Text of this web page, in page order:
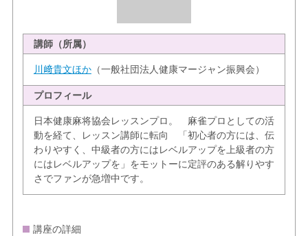
講師（所属）
川﨑貴文ほか（一般社団法人健康マージャン振興会）
プロフィール
日本健康麻将協会レッスンプロ。 麻雀プロとしての活
動を経て、レッスン講師に転向 「初心者の方には、伝
わりやすく、中級者の方にはレベルアップを上級者の方
にはレベルアップを」をモットーに定評のある解りやす
さでファンが急増中です。
講座の詳細